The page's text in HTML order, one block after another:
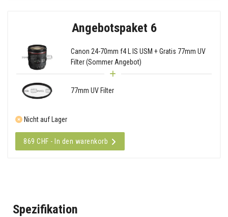
Angebotspaket 6
Canon 24-70mm f4 L IS USM + Gratis 77mm UV
Filter (Sommer Angebot)
77mm UV Filter
Nicht auf Lager
869 CHF - In den warenkorb
Spezifikation